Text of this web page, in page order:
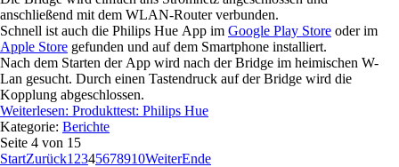
anschließend mit dem WLAN-Router verbunden.
Schnell ist auch die Philips Hue App im Google Play Store oder im
Apple Store gefunden und auf dem Smartphone installiert.
Nach dem Starten der App wird nach der Bridge im heimischen W-
Lan gesucht. Durch einen Tastendruck auf der Bridge wird die
Kopplung abgeschlossen.
Weiterlesen: Produkttest: Philips Hue
Kategorie: Berichte
Seite 4 von 15
StartZurück1 2345678910WeiterEnde